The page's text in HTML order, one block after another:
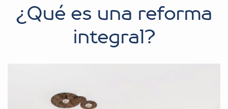
¿Qué es una reforma
integral?